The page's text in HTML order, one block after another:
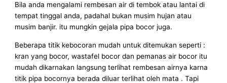
Bila anda mengalami rembesan air di tembok atau lantai di
tempat tinggal anda, padahal bukan musim hujan atau
musim banjir. itu mungkin gejala pipa bocor juga.
Beberapa titik kebocoran mudah untuk ditemukan seperti :
kran yang bocor, wastafel bocor dan pemanas air bocor itu
mudah dikarnakan langsung terlihat rembesan airnya karna
titik pipa bocornya berada diluar terlihat oleh mata . Tapi